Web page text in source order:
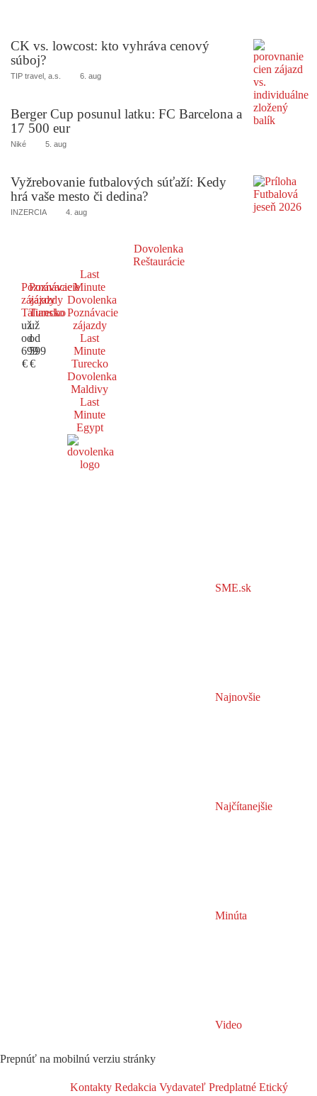
CK vs. lowcost: kto vyhráva cenový
súboj?
TIP travel, a.s. 6. aug
Berger Cup posunul latku: FC Barcelona a
17 500 eur
Niké 5. aug
Vyžrebovanie futbalových súťaží: Kedy
hrá vaše mesto či dedina?
INZERCIA 4. aug
Dovolenka
Reštaurácie
Poznávacie
zájazdy
Taliansko
už
od
699
€
Poznávacie
zájazdy
Turecko
už
od
599
€
Last
Minute
Dovolenka
Poznávacie
zájazdy
Last
Minute
Turecko
Dovolenka
Maldivy
Last
Minute
Egypt
SME.sk
Najnovšie
Najčítanejšie
Minúta
Video
Prepnúť na mobilnú verziu stránky
Kontakty Redakcia Vydavateľ Predplatné Etický